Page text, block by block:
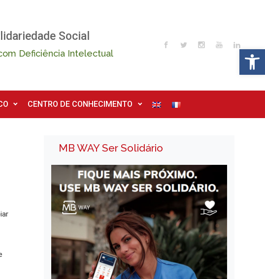
Social
Deficiência Intelectual
CENTRO DE CONHECIMENTO
MB WAY Ser Solidário